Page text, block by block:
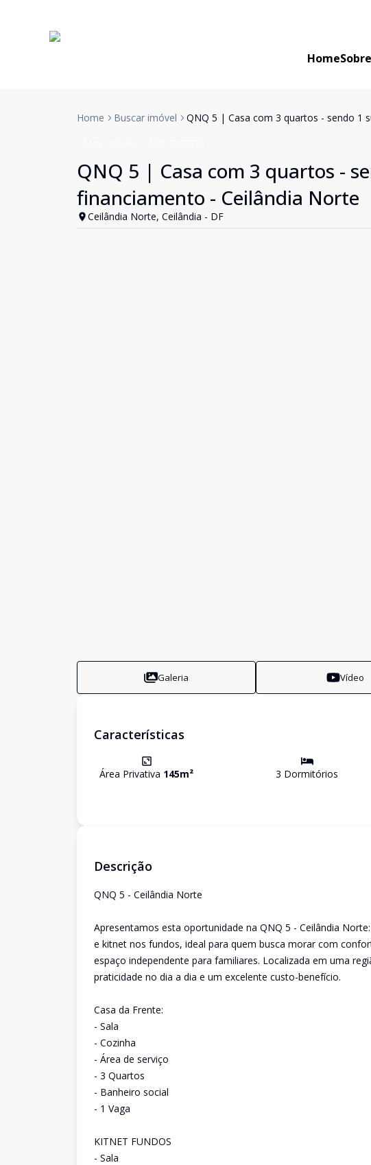
Home
Home Buscar imóvel QNQ 5 | Casa com 3 quartos - sendo 1
QNQ 5 | Casa com 3 quartos -
financiamento - Ceilândia Norte
Ceilândia Norte, Ceilândia - DF
Galeria Vídeo
Características
Área Privativa 145m² 3 Dormitórios
Descrição
QNQ 5 - Ceilândia Norte
Apresentamos esta oportunidade na QNQ 5 - Ceilândia
e kitnet nos fundos, ideal para quem busca morar com
espaço independente para familiares. Localizada em uma
praticidade no dia a dia e um excelente custo-benefício.
Casa da Frente:
- Sala
- Cozinha
- Área de serviço
- 3 Quartos
- Banheiro social
- 1 Vaga
KITNET FUNDOS
- Sala